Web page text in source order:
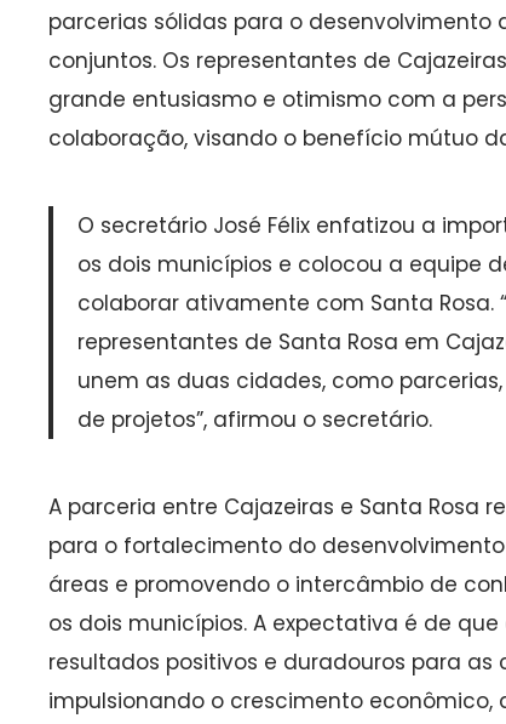
parcerias sólidas para o desenvolvimento
conjuntos. Os representantes de
grande entusiasmo e otimismo com a
colaboração, visando o benefício mútuo
O secretário José Félix enfatizou a
os dois municípios e colocou a equipe
colaborar ativamente com Santa Rosa.
representantes de Santa Rosa em
unem as duas cidades, como
de projetos”, afirmou o secretário.
A parceria entre Cajazeiras e Santa Rosa
para o fortalecimento do
áreas e promovendo o intercâmbio de
os dois municípios. A expectativa é de
resultados positivos e duradouros para as
impulsionando o crescimento econômico,